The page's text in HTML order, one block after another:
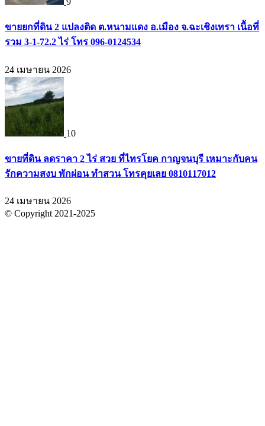
ขายยกที่ดิน 2 แปลงติด ต.หนามแดง อ.เมือง จ.ฉะเชิงเทรา เนื้อที่
รวม 3-1-72.2 ไร่ โทร 096-0124534
24 เมษายน 2026
10
ขายที่ดิน ลดราคา 2 ไร่ สวย ที่ไทรโยค กาญจนบุรี เหมาะกับคน
รักความสงบ พักผ่อน ทำสวน โทรคุยเลย 0810117012
24 เมษายน 2026
© Copyright 2021-2025